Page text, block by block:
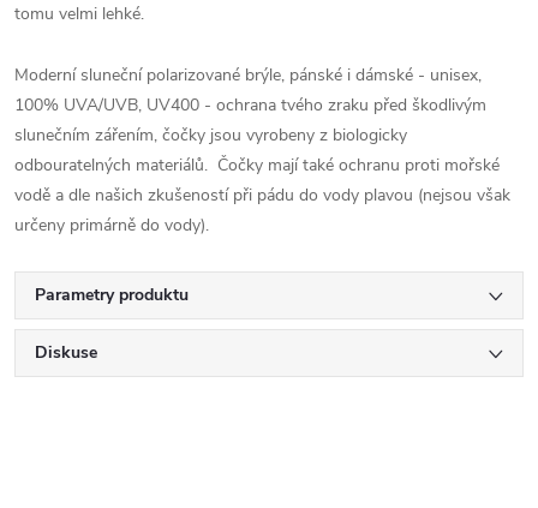
tomu velmi lehké.
Moderní sluneční polarizované brýle, pánské i dámské - unisex,
100% UVA/UVB, UV400 - ochrana tvého zraku před škodlivým
slunečním zářením, čočky jsou vyrobeny z biologicky
odbouratelných materiálů. Čočky mají také ochranu proti mořské
vodě a dle našich zkušeností při pádu do vody plavou (nejsou však
určeny primárně do vody).
Parametry produktu
Diskuse